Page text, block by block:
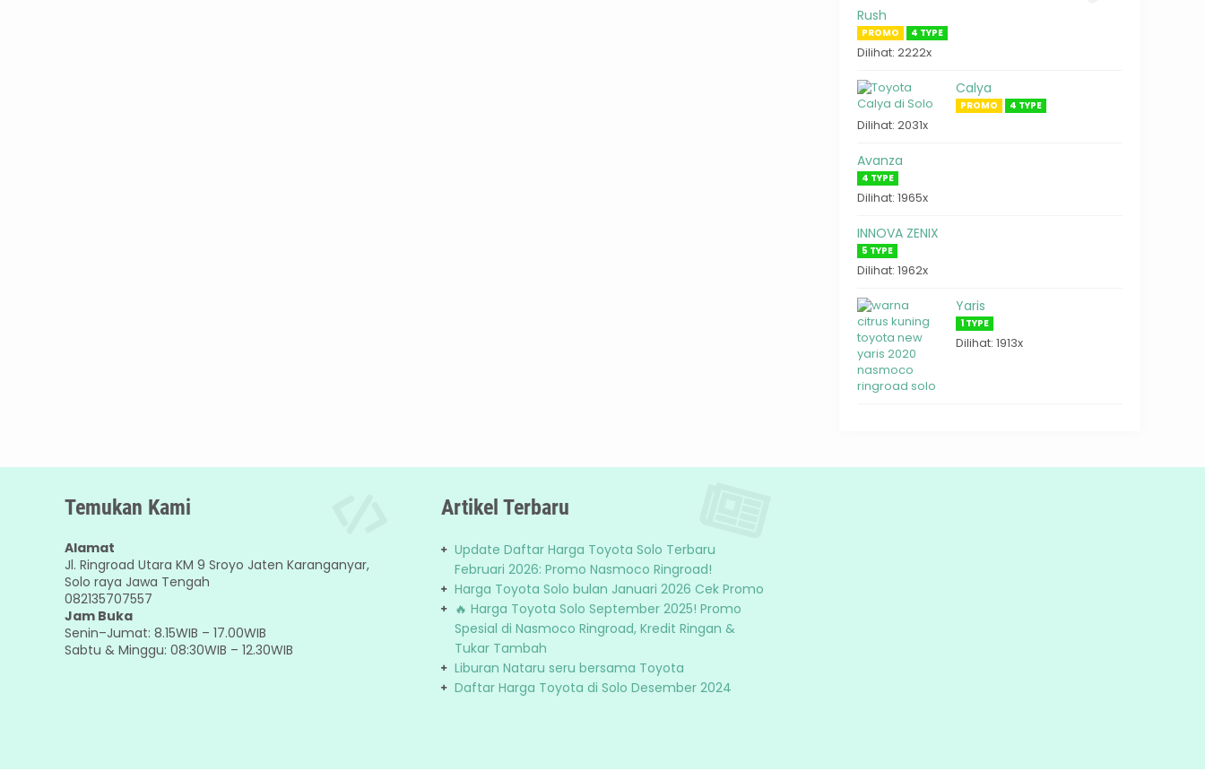
Rush
PROMO 4 TYPE
Dilihat: 2222x
Calya
PROMO 4 TYPE
Dilihat: 2031x
Avanza
4 TYPE
Dilihat: 1965x
INNOVA ZENIX
5 TYPE
Dilihat: 1962x
Yaris
1 TYPE
Dilihat: 1913x
Temukan Kami
Alamat
Jl. Ringroad Utara KM 9 Sroyo Jaten Karanganyar,
Solo raya Jawa Tengah
082135707557
Jam Buka
Senin–Jumat: 8.15WIB – 17.00WIB
Sabtu & Minggu: 08:30WIB – 12.30WIB
Artikel Terbaru
Update Daftar Harga Toyota Solo Terbaru
Februari 2026: Promo Nasmoco Ringroad!
Harga Toyota Solo bulan Januari 2026 Cek Promo
🔥 Harga Toyota Solo September 2025! Promo
Spesial di Nasmoco Ringroad, Kredit Ringan &
Tukar Tambah
Liburan Nataru seru bersama Toyota
Daftar Harga Toyota di Solo Desember 2024